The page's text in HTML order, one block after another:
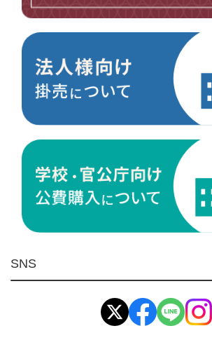
その他ねじ
電材・設備
切削工具
ケミカル製品
荷役伝導
環境安全用品
イマオ製品(IMAO)
工業資材(栃木屋)
SNS